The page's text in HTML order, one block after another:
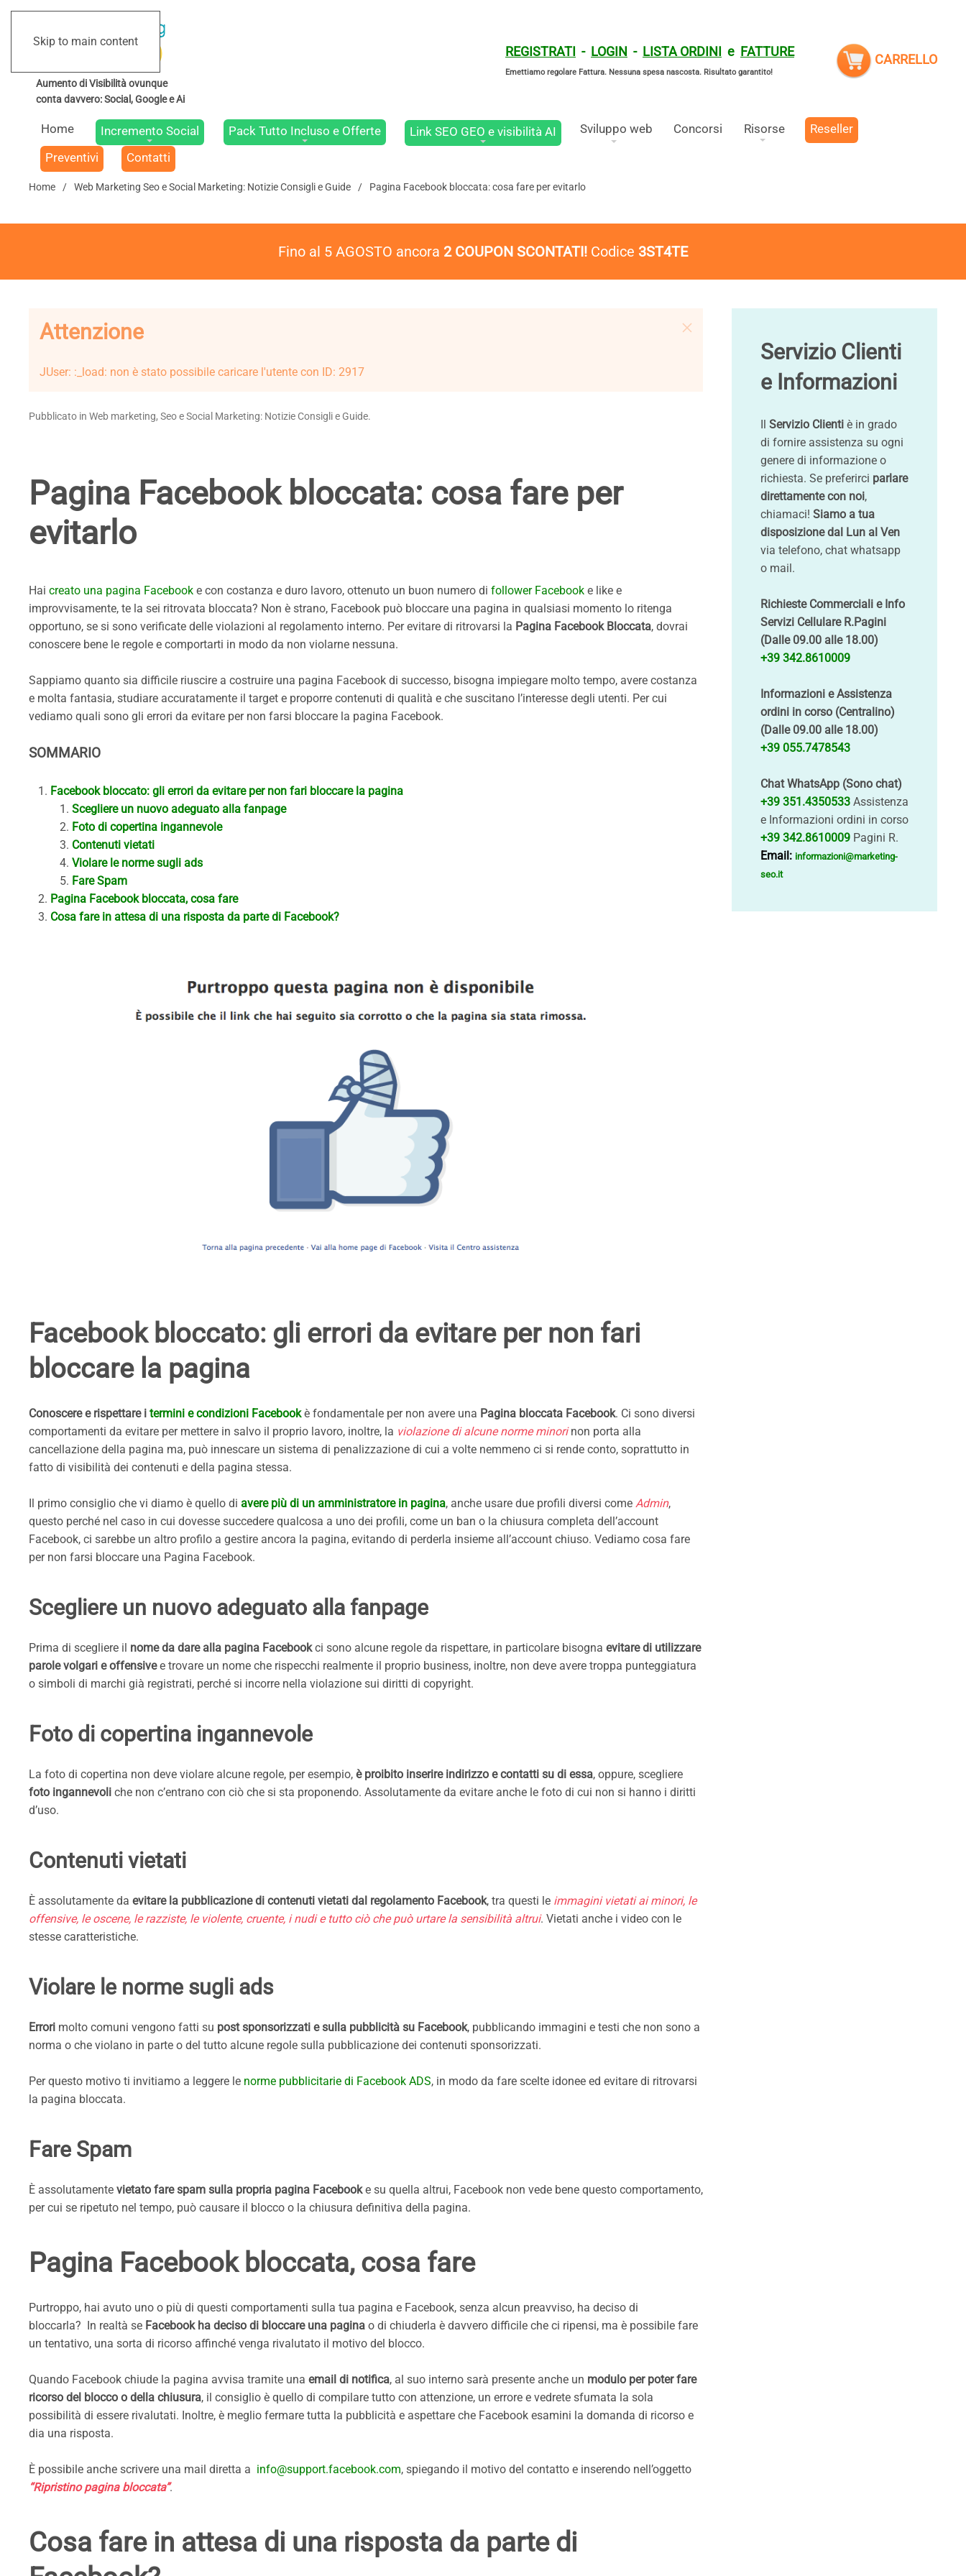
Skip to main content
REGISTRATI - LOGIN - LISTA ORDINI e FATTURE
Emettiamo regolare Fattura. Nessuna spesa nascosta. Risultato garantito!
CARRELLO
Home Incremento Social Pack Tutto Incluso e Offerte Link SEO GEO e visibilità AI Sviluppo web Concorsi Risorse
Reseller
Preventivi
Contatti
Home Web Marketing Seo e Social Marketing: Notizie Consigli e Guide Pagina Facebook bloccata: cosa fare per evitarlo
Fino al 5 AGOSTO ancora 2 COUPON SCONTATI! Codice 3ST4TE
Attenzione
JUser: :_load: non è stato possibile caricare l'utente con ID: 2917
Pubblicato in Web marketing, Seo e Social Marketing: Notizie Consigli e Guide.
Pagina Facebook bloccata: cosa fare per
evitarlo
Hai creato una pagina Facebook e con costanza e duro lavoro, ottenuto un buon numero di follower Facebook e like e
improvvisamente, te la sei ritrovata bloccata? Non è strano, Facebook può bloccare una pagina in qualsiasi momento lo ritenga
opportuno, se si sono verificate delle violazioni al regolamento interno. Per evitare di ritrovarsi la Pagina Facebook Bloccata, dovrai
conoscere bene le regole e comportarti in modo da non violarne nessuna.
Sappiamo quanto sia difficile riuscire a costruire una pagina Facebook di successo, bisogna impiegare molto tempo, avere costanza
e molta fantasia, studiare accuratamente il target e proporre contenuti di qualità e che suscitano l’interesse degli utenti. Per cui
vediamo quali sono gli errori da evitare per non farsi bloccare la pagina Facebook.
SOMMARIO
Facebook bloccato: gli errori da evitare per non fari bloccare la pagina
Scegliere un nuovo adeguato alla fanpage
Foto di copertina ingannevole
Contenuti vietati
Violare le norme sugli ads
Fare Spam
Pagina Facebook bloccata, cosa fare
Cosa fare in attesa di una risposta da parte di Facebook?
Facebook bloccato: gli errori da evitare per non fari
bloccare la pagina
Conoscere e rispettare i termini e condizioni Facebookè fondamentale per non avere una Pagina bloccata Facebook. Ci sono diversi
comportamenti da evitare per mettere in salvo il proprio lavoro, inoltre, la violazione di alcune norme minorinon porta alla
cancellazione della pagina ma, può innescare un sistema di penalizzazione di cui a volte nemmeno ci si rende conto, soprattutto in
fatto di visibilità dei contenuti e della pagina stessa.
Il primo consiglio che vi diamo è quello di avere più di un amministratore in pagina, anche usare due profili diversi come Admin,
questo perché nel caso in cui dovesse succedere qualcosa a uno dei profili, come un ban o la chiusura completa dell’account
Facebook, ci sarebbe un altro profilo a gestire ancora la pagina, evitando di perderla insieme all’account chiuso. Vediamo cosa fare
per non farsi bloccare una Pagina Facebook.
Scegliere un nuovo adeguato alla fanpage
Prima di scegliere il nome da dare alla pagina Facebookci sono alcune regole da rispettare, in particolare bisogna evitare di utilizzare
parole volgari e offensivee trovare un nome che rispecchi realmente il proprio business, inoltre, non deve avere troppa punteggiatura
o simboli di marchi già registrati, perché si incorre nella violazione sui diritti di copyright.
Foto di copertina ingannevole
La foto di copertina non deve violare alcune regole, per esempio, è proibito inserire indirizzo e contatti su di essa, oppure, scegliere
foto ingannevoli che non c’entrano con ciò che si sta proponendo. Assolutamente da evitare anche le foto di cui non si hanno i diritti
d’uso.
Contenuti vietati
È assolutamente da evitare la pubblicazione di contenuti vietati dal regolamento Facebook, tra questi le immagini vietati ai minori, le
offensive, le oscene, le razziste, le violente, cruente, i nudi e tutto ciò che può urtare la sensibilità altrui. Vietati anche i video con le
stesse caratteristiche.
Violare le norme sugli ads
Errori molto comuni vengono fatti su post sponsorizzati e sulla pubblicità su Facebook, pubblicando immagini e testi che non sono a
norma o che violano in parte o del tutto alcune regole sulla pubblicazione dei contenuti sponsorizzati.
Per questo motivo ti invitiamo a leggere le norme pubblicitarie di Facebook ADS, in modo da fare scelte idonee ed evitare di ritrovarsi
la pagina bloccata.
Fare Spam
È assolutamente vietato fare spam sulla propria pagina Facebooke su quella altrui, Facebook non vede bene questo comportamento,
per cui se ripetuto nel tempo, può causare il blocco o la chiusura definitiva della pagina.
Pagina Facebook bloccata, cosa fare
Purtroppo, hai avuto uno o più di questi comportamenti sulla tua pagina e Facebook, senza alcun preavviso, ha deciso di
bloccarla? In realtà se Facebook ha deciso di bloccare una pagina o di chiuderla è davvero difficile che ci ripensi, ma è possibile fare
un tentativo, una sorta di ricorso affinché venga rivalutato il motivo del blocco.
Quando Facebook chiude la pagina avvisa tramite una email di notifica, al suo interno sarà presente anche un modulo per poter fare
ricorso del blocco o della chiusura, il consiglio è quello di compilare tutto con attenzione, un errore e vedrete sfumata la sola
possibilità di essere rivalutati. Inoltre, è meglio fermare tutta la pubblicità e aspettare che Facebook esamini la domanda di ricorso e
dia una risposta.
È possibile anche scrivere una mail diretta a info@support.facebook.com, spiegando il motivo del contatto e inserendo nell’oggetto
“Ripristino pagina bloccata”.
Cosa fare in attesa di una risposta da parte di
Servizio Clienti
e Informazioni
Il Servizio Clienti è in grado
di fornire assistenza su ogni
genere di informazione o
richiesta. Se preferirci parlare
direttamente con noi,
chiamaci! Siamo a tua
disposizione dal Lun al Ven
via telefono, chat whatsapp
o mail.
Richieste Commerciali e Info
Servizi Cellulare R.Pagini
(Dalle 09.00 alle 18.00)
+39 342.8610009
Informazioni e Assistenza
ordini in corso (Centralino)
(Dalle 09.00 alle 18.00)
+39 055.7478543
Chat WhatsApp (Sono chat)
+39 351.4350533 Assistenza
e Informazioni ordini in corso
+39 342.8610009 Pagini R.
Email: informazioni@marketing-
seo.it